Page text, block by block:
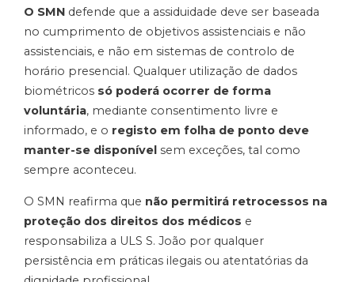
O SMN defende que a assiduidade deve ser baseada
no cumprimento de objetivos assistenciais e não
assistenciais, e não em sistemas de controlo de
horário presencial. Qualquer utilização de dados
biométricos só poderá ocorrer de forma
voluntária, mediante consentimento livre e
informado, e o registo em folha de ponto deve
manter-se disponível sem exceções, tal como
sempre aconteceu.
O SMN reafirma que não permitirá retrocessos na
proteção dos direitos dos médicos e
responsabiliza a ULS S. João por qualquer
persistência em práticas ilegais ou atentatórias da